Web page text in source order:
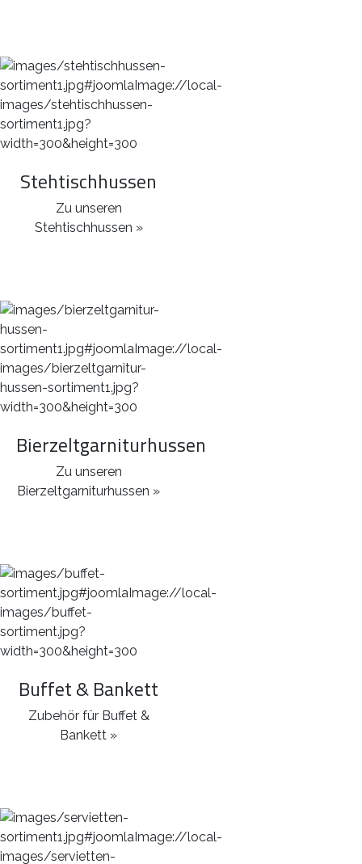
Stehtischhussen
Zu unseren
Stehtischhussen »
Bierzeltgarniturhussen
Zu unseren
Bierzeltgarniturhussen »
Buffet & Bankett
Zubehör für Buffet &
Bankett »